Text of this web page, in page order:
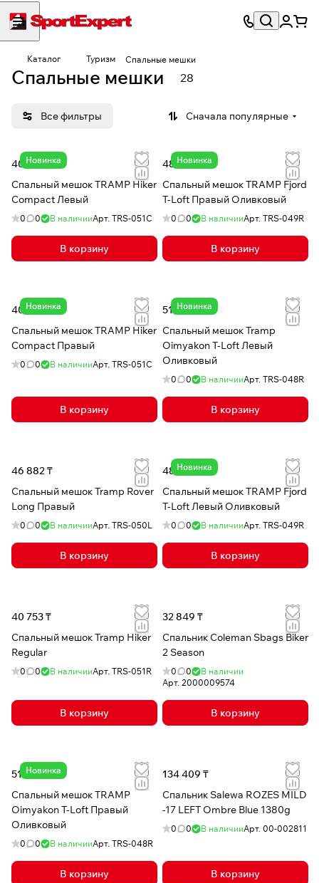
Каталог Туризм Спальные мешки
Спальные мешки 28
Все фильтры Сначала популярные
Новинка
40 108 ₸
Спальный мешок TRAMP Hiker
Compact Левый
0 0 В наличииАрт. TRS-051C
В корзину
Новинка
48 763 ₸
Спальный мешок TRAMP Fjord
T-Loft Правый Оливковый
0 0 В наличииАрт. TRS-049R
В корзину
Новинка
40 108 ₸
Спальный мешок TRAMP Hiker
Compact Правый
0 0 В наличииАрт. TRS-051C
В корзину
Новинка
51 452 ₸
Спальный мешок Tramp
Oimyakon T-Loft Левый
Оливковый
0 0 В наличииАрт. TRS-048R
В корзину
46 882 ₸
Спальный мешок Tramp Rover
Long Правый
0 0 В наличииАрт. TRS-050L
В корзину
Новинка
48 763 ₸
Спальный мешок TRAMP Fjord
T-Loft Левый Оливковый
0 0 В наличииАрт. TRS-049R
В корзину
40 753 ₸
Спальный мешок Tramp Hiker
Regular
0 0 В наличииАрт. TRS-051R
В корзину
32 849 ₸
Спальник Coleman Sbags Biker
2 Season
0 0
В наличии
Арт. 2000009574
В корзину
Новинка
51 452 ₸
Спальный мешок TRAMP
Oimyakon T-Loft Правый
Оливковый
0 0 В наличииАрт. TRS-048R
В корзину
134 409 ₸
Спальник Salewa ROZES MILD
-17 LEFT Ombre Blue 1380g
0 0 В наличииАрт. 00-002811
В корзину